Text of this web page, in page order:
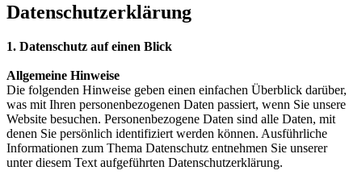
Datenschutzerklärung
1. Datenschutz auf einen Blick
Allgemeine Hinweise
Die folgenden Hinweise geben einen einfachen Überblick darüber,
was mit Ihren personenbezogenen Daten passiert, wenn Sie unsere
Website besuchen. Personenbezogene Daten sind alle Daten, mit
denen Sie persönlich identifiziert werden können. Ausführliche
Informationen zum Thema Datenschutz entnehmen Sie unserer
unter diesem Text aufgeführten Datenschutzerklärung.